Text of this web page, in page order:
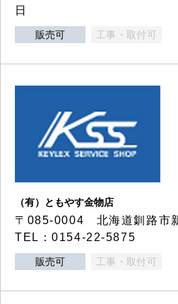
日
販売可 工事・取付可
（有）ともやす金物店
〒085-0004 北海道釧路市
TEL：0154-22-5875
販売可 工事・取付可